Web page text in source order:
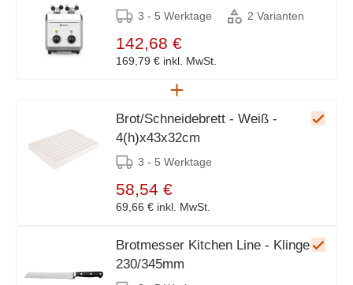
3 - 5 Werktage 2 Varianten
142,68 €
169,79 € inkl. MwSt.
Brot/Schneidebrett - Weiß -
4(h)x43x32cm
3 - 5 Werktage
58,54 €
69,66 € inkl. MwSt.
Brotmesser Kitchen Line - Klinge
230/345mm